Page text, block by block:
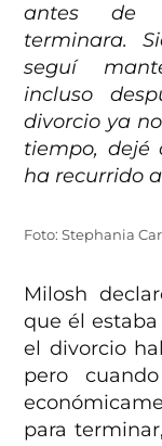
antes de
terminara.
seguí
incluso
divorcio ya
tiempo, dejé
ha recurrido
Foto: Stephania
Milosh
que él
el divorcio
pero
para terminar,